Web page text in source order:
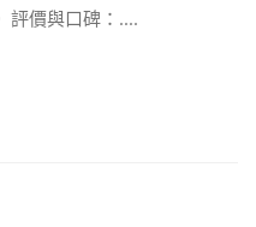
評價與口碑：....